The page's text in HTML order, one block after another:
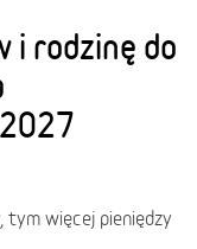
i rodzinę do
tym więcej pieniędzy